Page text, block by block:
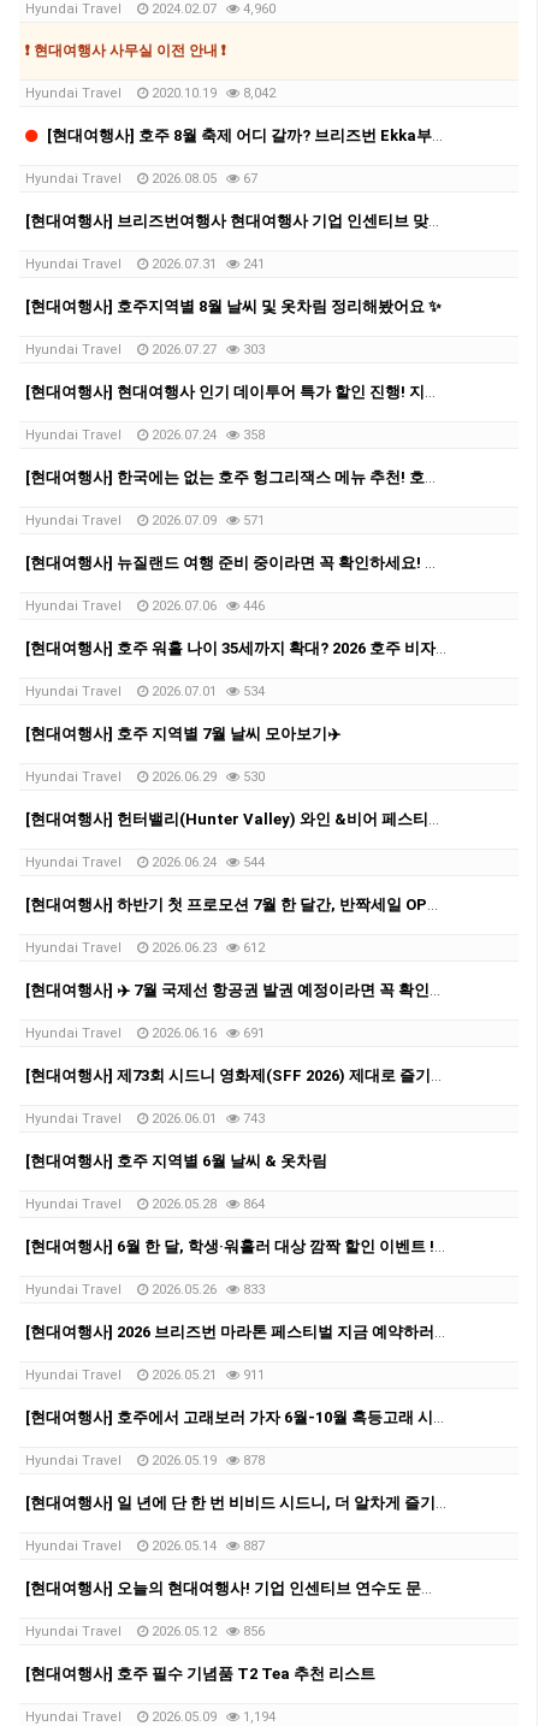
Hyundai Travel 2024.02.07 4,960
❗ 현대여행사 사무실 이전 안내 ❗
Hyundai Travel 2020.10.19 8,042
[현대여행사] 호주 8월 축제 어디 갈까? 브리즈번 Ekka부터 멜버른 영화제, 시드니 마라톤까지
Hyundai Travel 2026.08.05 67
[현대여행사] 브리즈번여행사 현대여행사 기업 인센티브 맞춤 관광 후기 | 8박 9일 호주 단체여행
Hyundai Travel 2026.07.31 241
[현대여행사] 호주지역별 8월 날씨 및 옷차림 정리해봤어요 ✨
Hyundai Travel 2026.07.27 303
[현대여행사] 현대여행사 인기 데이투어 특가 할인 진행! 지금 확인해보세요 ✨
Hyundai Travel 2026.07.24 358
[현대여행사] 한국에는 없는 호주 헝그리잭스 메뉴 추천! 호주 여행 중 꼭 먹어볼 패스트푸드!
Hyundai Travel 2026.07.09 571
[현대여행사] 뉴질랜드 여행 준비 중이라면 꼭 확인하세요! 현대여행사가 알려주는, 비자 발급 방법
Hyundai Travel 2026.07.06 446
[현대여행사] 호주 워홀 나이 35세까지 확대? 2026 호주 비자 신청비 변경 총정리
Hyundai Travel 2026.07.01 534
[현대여행사] 호주 지역별 7월 날씨 모아보기✈️
Hyundai Travel 2026.06.29 530
[현대여행사] 헌터밸리(Hunter Valley) 와인 &비어 페스티벌!✨
Hyundai Travel 2026.06.24 544
[현대여행사] 하반기 첫 프로모션 7월 한 달간, 반짝세일 OPEN✨
Hyundai Travel 2026.06.23 612
[현대여행사] ✈️ 7월 국제선 항공권 발권 예정이라면 꼭 확인하세요!
Hyundai Travel 2026.06.16 691
[현대여행사] 제73회 시드니 영화제(SFF 2026) 제대로 즐기자!
Hyundai Travel 2026.06.01 743
[현대여행사] 호주 지역별 6월 날씨 & 옷차림
Hyundai Travel 2026.05.28 864
[현대여행사] 6월 한 달, 학생·워홀러 대상 깜짝 할인 이벤트 ! ✨
Hyundai Travel 2026.05.26 833
[현대여행사] 2026 브리즈번 마라톤 페스티벌 지금 예약하러가요!
Hyundai Travel 2026.05.21 911
[현대여행사] 호주에서 고래보러 가자 6월-10월 혹등고래 시즌✨
Hyundai Travel 2026.05.19 878
[현대여행사] 일 년에 단 한 번 비비드 시드니, 더 알차게 즐기자!✨
Hyundai Travel 2026.05.14 887
[현대여행사] 오늘의 현대여행사! 기업 인센티브 연수도 문제없어요-!
Hyundai Travel 2026.05.12 856
[현대여행사] 호주 필수 기념품 T2 Tea 추천 리스트
Hyundai Travel 2026.05.09 1,194